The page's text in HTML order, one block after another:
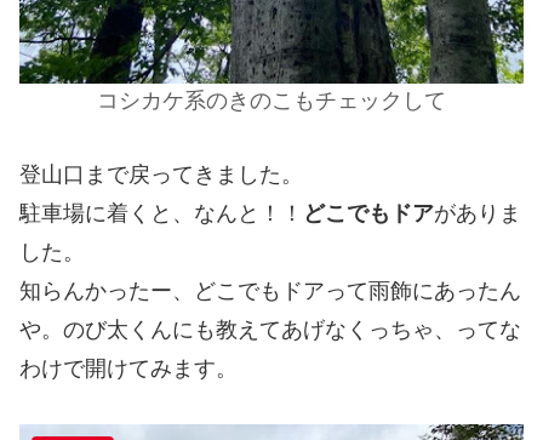
コシカケ系のきのこもチェックして
登山口まで戻ってきました。
駐車場に着くと、なんと！！ どこでもドアがありま
した。
知らんかったー、どこでもドアって雨飾にあったん
や。のび太くんにも教えてあげなくっちゃ、ってな
わけで開けてみます。